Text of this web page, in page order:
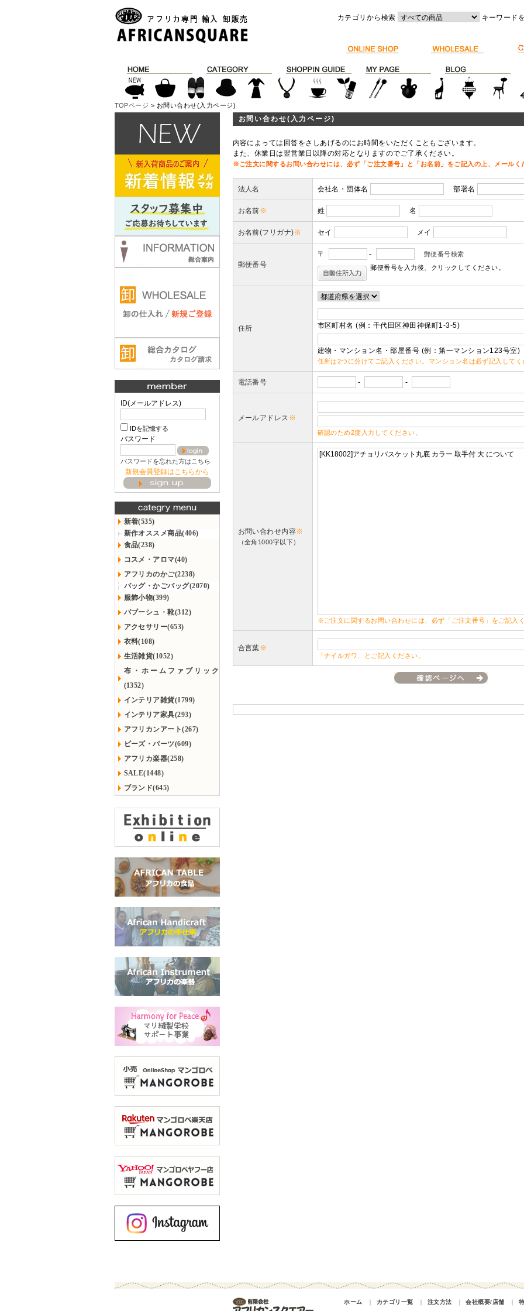
カテゴリから検索 キーワード
TOPページ > お問い合わせ(入力ページ)
ID(メールアドレス)
IDを記憶する
パスワード
パスワードを忘れた方はこちら
新規会員登録はこちらから
新着(535)
新作オススメ商品(406)
食品(238)
コスメ・アロマ(40)
アフリカのかご(2238)
バッグ・かごバッグ(2070)
服飾小物(399)
バブーシュ・靴(312)
アクセサリー(653)
衣料(108)
生活雑貨(1052)
布・ホームファブリック
(1352)
インテリア雑貨(1799)
インテリア家具(293)
アフリカンアート(267)
ビーズ・パーツ(609)
アフリカ楽器(258)
SALE(1448)
ブランド(645)
お問い合わせ(入力ページ)
内容によっては回答をさしあげるのにお時間をいただくこともございます。
また、休業日は翌営業日以降の対応となりますのでご了承ください。
※ご注文に関するお問い合わせには、必ず「ご注文番号」と「お名前」をご記入の上、メール
法人名 会社名・団体名 部署名
お名前※ 姓 名
お名前(フリガナ)※ セイ メイ
郵便番号
〒 -
郵便番号検索
郵便番号を入力後、クリックしてください。
住所 市区町村名 (例：千代田区神田神保町1-3-5)
建物・マンション名・部屋番号 (例：第一マンション123号室)
住所は2つに分けてご記入ください。マンション名は必ず記入してく
電話番号 - -
メールアドレス ※
確認のため2度入力してください。
お問い合わせ内容※
（全角1000字以下）
※ご注文に関するお問い合わせには、必ず「ご注文番号」をご記入
合言葉※
「ナイルガワ」とご記入ください。
ホーム ｜ カテゴリ一覧 ｜ 注文方法 ｜ 会社概要/店舗 ｜